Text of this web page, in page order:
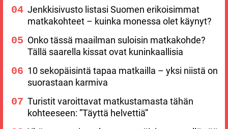
Jenkkisivusto listasi Suomen erikoisimmat
matkakohteet – kuinka monessa olet käynyt?
Onko tässä maailman suloisin matkakohde?
Tällä saarella kissat ovat kuninkaallisia
10 sekopäisintä tapaa matkailla – yksi niistä on
suorastaan karmiva
Turistit varoittavat matkustamasta tähän
kohteeseen: ”Täyttä helvettiä”